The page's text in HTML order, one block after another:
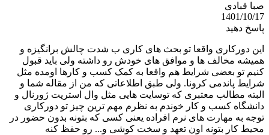
قبادی
1401/
دهید
دورکاری واقعا تو بحث های کاری ب شدت چالش برانگیزه و
مخالف ها و موافق های خودش رو داشته ولی باید قبول
تو بعضی شرایط هم واقعا به کمک کسب و کارها اومده مثل
پاندمی کرونا. ولی طبق اطلاعاتی که من از مقاله شما و
مطالب معتبری که توسایت هایی مثل وال استریت ژورنال و
کسب و کار خوندم به نظرم مهم ترین چیز تو دورکاری
به مهارت های نرم افراده یعنی کسی که بتونه بدون حضور در
کار بتونه اون تعهد و سخت کوشی و... رو حفظ کنه